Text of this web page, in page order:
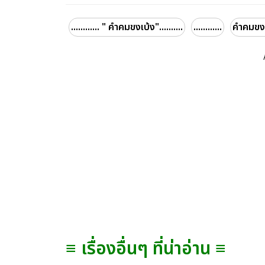
............ " คำคมขงเบ้ง".......... ............ คำคมข
≡ เรื่องอื่นๆ ที่น่าอ่าน ≡